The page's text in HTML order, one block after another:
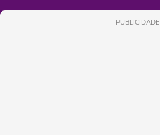
PUBLICIDADE